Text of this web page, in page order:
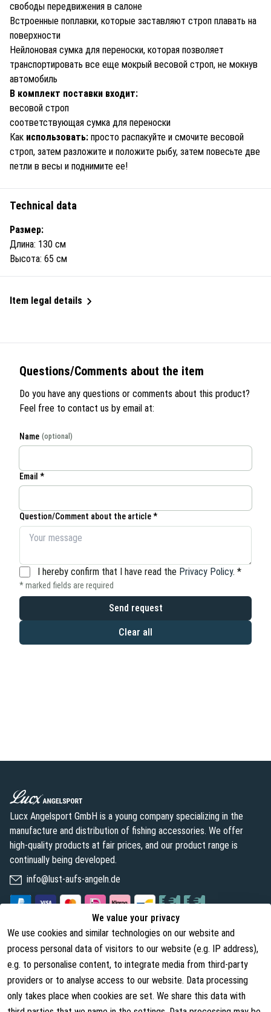
свободы передвижения в салоне
Встроенные поплавки, которые заставляют строп плавать на
поверхности
Нейлоновая сумка для переноски, которая позволяет
транспортировать все еще мокрый весовой строп, не мокнув
автомобиль
В комплект поставки входит:
весовой строп
соответствующая сумка для переноски
Как использовать: просто распакуйте и смочите весовой
строп, затем разложите и положите рыбу, затем повесьте две
петли в весы и поднимите ее!
Technical data
Размер:
Длина: 130 см
Высота: 65 см
Item legal details
Questions/Comments about the item
Do you have any questions or comments about this product?
Feel free to contact us by email at:
Name (optional)
Email *
Question/Comment about the article *
I hereby confirm that I have read the Privacy Policy. *
* marked fields are required
Clear all
Send request
We value your privacy
We use cookies and similar technologies on our website and
process personal data of visitors to our website (e.g. IP address),
e.g. to personalise content, to integrate media from third-party
providers or to analyse access to our website. Data processing
only takes place when cookies are set. We share this data with
Lucx Angelsport GmbH is a young company specializing in the
manufacture and distribution of fishing accessories. We offer
high-quality products at fair prices, and our product range is
continually being developed.
info@lust-aufs-angeln.de
Legal
Terms and Conditions
Cancellation Rights
Withdraw from contract
About us
About Us
Contact
Shipping Information